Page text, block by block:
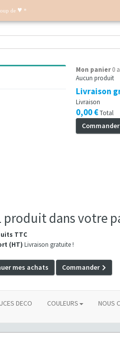
Mon panier 0
Aucun produit
Livraison
Livraison
0,00 €Total
Commander
produit dans votre
TTC
(HT) Livraison gratuite !
mes achats Commander
DECO COULEURS NOUS
de ♥ *